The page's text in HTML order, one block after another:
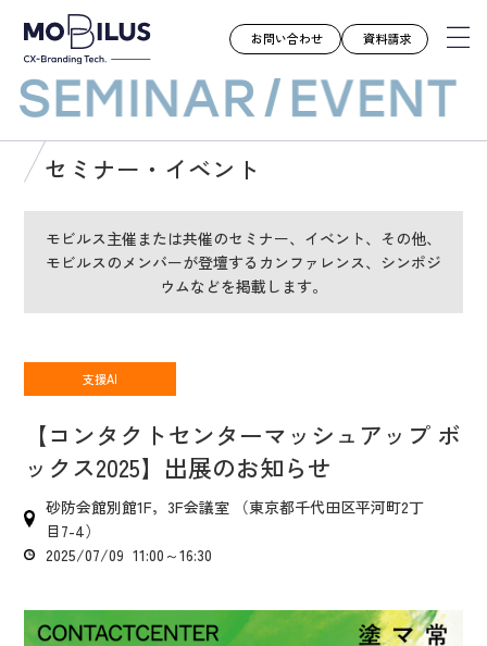
モビルスとは
導入事例
ユースケース
お知らせ
お役立ち資料
会社案内
採用情報
IR情報
CX向上情報サイト
お問い合わせ 資料請求
セミナー・イベント
モビルス主催または共催のセミナー、イベント、その他、
モビルスのメンバーが登壇するカンファレンス、シンポジ
ウムなどを掲載します。
支援AI
【コンタクトセンターマッシュアップ ボ
ックス2025】出展のお知らせ
砂防会館別館1F，3F会議室 （東京都千代田区平河町2丁
目7-4）
2025/07/09 11:00～16:30